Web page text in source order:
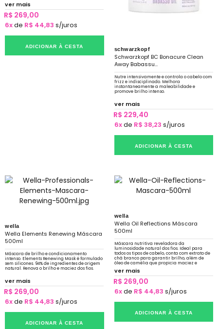
ver mais
R$ 269,00
6xde R$ 44,83 s/juros
ADICIONAR À CESTA schwarzkopf
Schwarzkopf BC Bonacure Clean
Away Babassu...
Nutre intensivamente e controla o cabelo com
frizz e indisciplinado. Melhora
instantaneamente a maleabilidade e
promove brilho intenso.
ver mais
R$ 229,40
6xde R$ 38,23 s/juros
ADICIONAR À CESTA
wella
Wella Elements Renewing Máscara
500ml
Máscara de brilho e condicionamento
intenso. Elements Renewing Mask é formulado
sem silicones. 94% de ingredientes de origem
natural. Renova o brilho e maciez dos fios.
ver mais
R$ 269,00
6xde R$ 44,83 s/juros
ADICIONAR À CESTA
wella
Wella Oil Reflections Máscara
500ml
Máscara nutritiva reveladora da
luminosidade natural dos fios. Ideal para
todos os tipos de cabelo, conta com extrato de
chá branco para garantir brilho, além de
óleo de camélia que propicia maciez e
nutrição intensa.
ver mais
R$ 269,00
6xde R$ 44,83 s/juros
ADICIONAR À CESTA